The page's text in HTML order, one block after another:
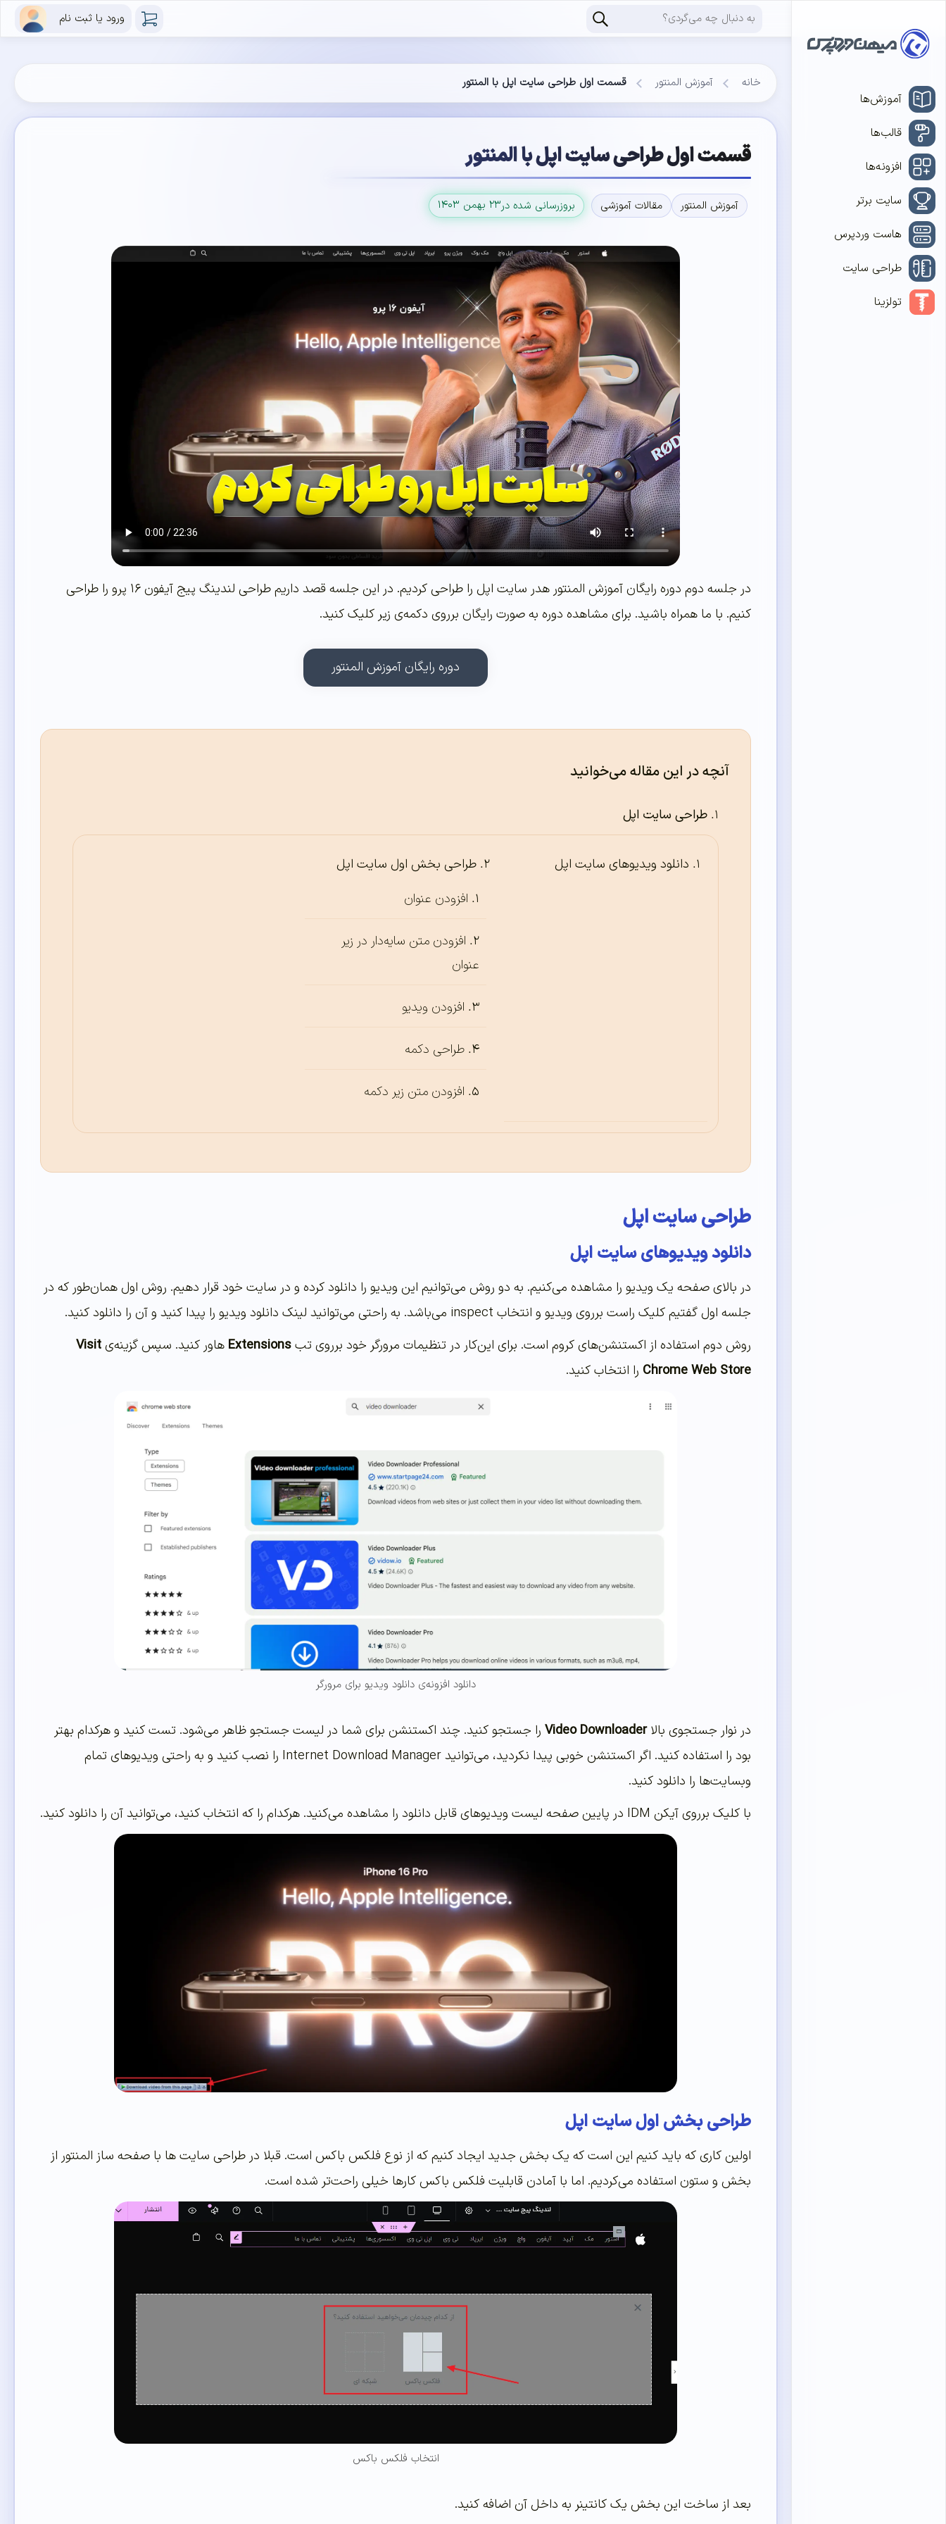
ورود یا ثبت نام
آموزش‌ها
قالب‌ها
افزونه‌ها
سایت برتر
هاست وردپرس
طراحی سایت
تولزینا
خانه آموزش المنتور قسمت اول طراحی سایت اپل با المنتور
قسمت اول طراحی سایت اپل با المنتور
آموزش المنتور مقالات آموزشی بروزرسانی شده در۲۳ بهمن ۱۴۰۳
در جلسه دوم دوره رایگان آموزش المنتور هدر سایت اپل را طراحی کردیم. در این جلسه قصد داریم طراحی لندینگ پیج آیفون ۱۶ پرو را طراحی
کنیم. با ما همراه باشید. برای مشاهده دوره به صورت رایگان برروی دکمه‌ی زیر کلیک کنید.
دوره رایگان آموزش المنتور
آنچه در این مقاله می‌خوانید
طراحی سایت اپل
دانلود ویدیوهای سایت اپل
طراحی بخش اول سایت اپل
افزودن عنوان
افزودن متن سایه‌دار در زیر
عنوان
افزودن ویدیو
طراحی دکمه
افزودن متن زیر دکمه
طراحی سایت اپل
دانلود ویدیوهای سایت اپل
در بالای صفحه یک ویدیو را مشاهده می‌کنیم. به دو روش می‌توانیم این ویدیو را دانلود کرده و در سایت خود قرار دهیم. روش اول همان‌طور که در
جلسه اول گفتیم کلیک راست برروی ویدیو و انتخاب inspect می‌باشد. به راحتی می‌توانید لینک دانلود ویدیو را پیدا کنید و آن را دانلود کنید.
روش دوم استفاده از اکستنشن‌های کروم است. برای این‌کار در تنظیمات مرورگر خود برروی تبExtensions هاور کنید. سپس گزینه‌یVisit
Chrome Web Store را انتخاب کنید.
دانلود افزونه‌ی دانلود ویدیو برای مرورگر
در نوار جستجوی بالاVideo Downloader را جستجو کنید. چند اکستنشن برای شما در لیست جستجو ظاهر می‌شود. تست کنید و هرکدام بهتر
بود را استفاده کنید. اگر اکستنشن خوبی پیدا نکردید، می‌توانید Internet Download Manager را نصب کنید و به راحتی ویدیوهای تمام
وبسایت‌ها را دانلود کنید.
با کلیک برروی آیکن IDM در پایین صفحه لیست ویدیوهای قابل دانلود را مشاهده می‌کنید. هرکدام را که انتخاب کنید، می‌توانید آن را دانلود کنید.
طراحی بخش اول سایت اپل
اولین کاری که باید کنیم این است که یک بخش جدید ایجاد کنیم که از نوع فلکس باکس است. قبلا در طراحی سایت ها با صفحه ساز المنتور از
بخش و ستون استفاده می‌کردیم. اما با آمادن قابلیت فلکس باکس کارها خیلی راحت‌تر شده است.
انتخاب فلکس باکس
بعد از ساخت این بخش یک کانتینر به داخل آن اضافه کنید.